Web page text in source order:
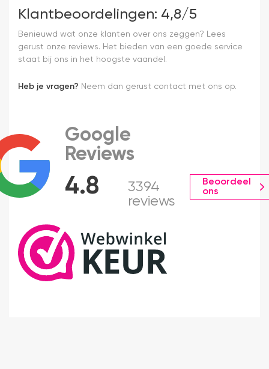
Klantbeoordelingen: 4,8/5
Benieuwd wat onze klanten over ons zeggen? Lees
gerust onze reviews. Het bieden van een goede service
staat bij ons in het hoogste vaandel.
Heb je vragen? Neem dan gerust contact met ons op.
4.8
Google
Reviews
3394
reviews
Beoordeel
ons